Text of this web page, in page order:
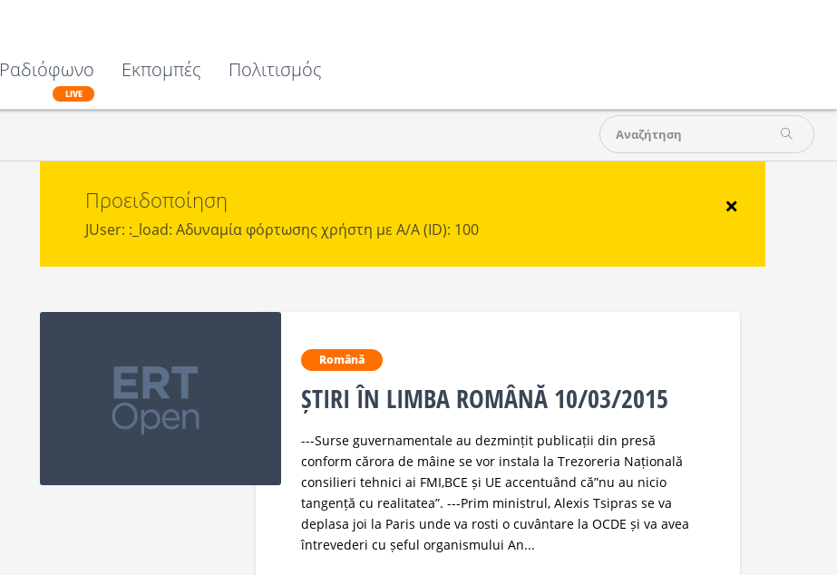
Ραδιόφωνο
LIVE
Εκπομπές Πολιτισμός
×
Προειδοποίηση
JUser: :_load: Αδυναμία φόρτωσης χρήστη με Α/Α (ID): 100
Română
ȘTIRI ÎN LIMBA ROMÂNĂ 10/03/2015
---Surse guvernamentale au dezmințit publicații din presă
conform cărora de mâine se vor instala la Trezoreria Națională
consilieri tehnici ai FMI,BCE și UE accentuând că”nu au nicio
tangență cu realitatea”. ---Prim ministrul, Alexis Tsipras se va
deplasa joi la Paris unde va rosti o cuvântare la OCDE și va avea
întrevederi cu șeful organismului An...